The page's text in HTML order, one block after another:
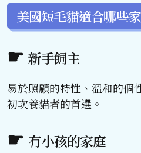
美國短毛貓適合哪些
新手飼主
易於照顧的特性、溫和的個
初次養貓者的首選。
有小孩的家庭